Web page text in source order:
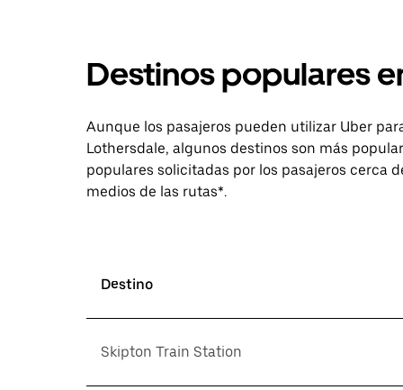
Destinos populares
Aunque los pasajeros pueden utilizar Uber
Lothersdale, algunos destinos son más
populares solicitadas por los pasajeros cerca
medios de las rutas*.
Destino
Skipton Train Station